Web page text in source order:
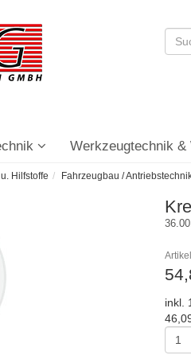
Werkzeugtechnik
Hilfstoffe Fahrzeugbau /
inkl.